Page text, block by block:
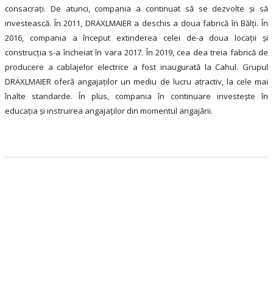
consacraţi. De atunci, compania a continuat să se dezvolte și să
investească. În 2011, DRÄXLMAIER a deschis a doua fabrică în Bălți. În
2016, compania a început extinderea celei de-a doua locaţii și
construcția s-a încheiat în vara 2017. În 2019, cea dea treia fabrică de
producere a cablajelor electrice a fost inaugurată la Cahul. Grupul
DRÄXLMAIER oferă angajaților un mediu de lucru atractiv, la cele mai
înalte standarde. În plus, compania în continuare investeşte în
educația și instruirea angajaților din momentul angajării.